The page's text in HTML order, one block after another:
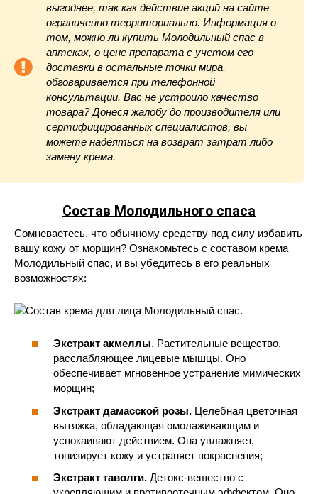
выгоднее, так как действие акций на сайте
ограниченно территориально. Информация о
том, можно ли купить Молодильный спас в
аптеках, о цене препарата с учетом его
доставки в остальные точки мира,
обговаривается при телефонной
консультации. Вас не устроило качество
товара? Донеся жалобу до производителя или
сертифицированных специалистов, вы
можете надеяться на возврат затрат либо
замену крема.
Состав Молодильного спаса
Сомневаетесь, что обычному средству под силу избавить
вашу кожу от морщин? Ознакомьтесь с составом крема
Молодильный спас, и вы убедитесь в его реальных
возможностях:
Экстракт акмеллы. Растительные вещество,
расслабляющее лицевые мышцы. Оно
обеспечивает мгновенное устранение мимических
морщин;
Экстракт дамасской розы. Целебная цветочная
вытяжка, обладающая омолаживающим и
успокаивают действием. Она увлажняет,
тонизирует кожу и устраняет покраснения;
Экстракт таволги. Детокс-вещество с